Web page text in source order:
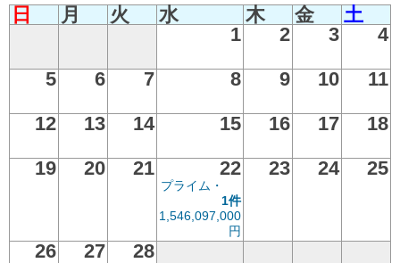
日 月 火 水 木 金
土
1
2 3
4
5
6 7 8 9 10
11
12
13 14 15 16 17
18
19
20 21 22
プライム・
1件
1,546,097,000
円
23 24 25
26 27 28